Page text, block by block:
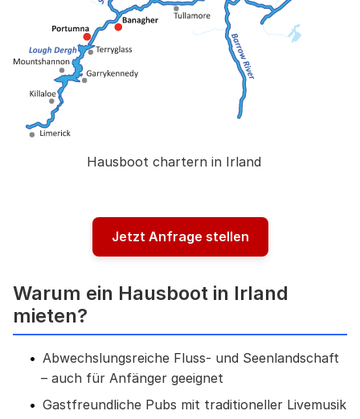
Hausboot chartern in Irland
Jetzt Anfrage stellen
Warum ein Hausboot in Irland
mieten?
Abwechslungsreiche Fluss- und Seenlandschaft
– auch für Anfänger geeignet
Gastfreundliche Pubs mit traditioneller Livemusik